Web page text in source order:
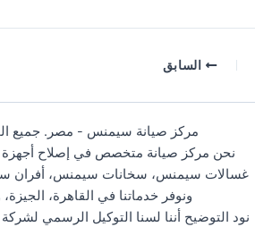
السابق
مركز صيانة سيمنس - مصر. جميع
غسالات سيمنس، سخانات سيمنس، أفران
ونوفر خدماتنا في القاهرة،
نود التوضيح أننا لسنا التوكيل الرسمي